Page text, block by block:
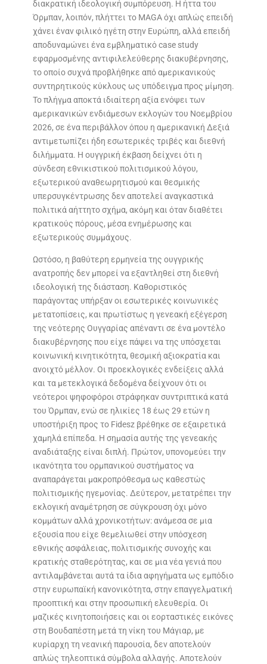
διακρατική ιδεολογική συμπόρευση. Η ήττα του
Όρμπαν, λοιπόν, πλήττει το MAGA όχι απλώς επειδή
χάνει έναν φιλικό ηγέτη στην Ευρώπη, αλλά επειδή
αποδυναμώνει ένα εμβληματικό case study
εφαρμοσμένης αντιφιλελεύθερης διακυβέρνησης,
το οποίο συχνά προβλήθηκε από αμερικανικούς
συντηρητικούς κύκλους ως υπόδειγμα προς μίμηση.
Το πλήγμα αποκτά ιδιαίτερη αξία ενόψει των
αμερικανικών ενδιάμεσων εκλογών του Νοεμβρίου
2026, σε ένα περιβάλλον όπου η αμερικανική Δεξιά
αντιμετωπίζει ήδη εσωτερικές τριβές και διεθνή
διλήμματα. Η ουγγρική έκβαση δείχνει ότι η
σύνδεση εθνικιστικού πολιτισμικού λόγου,
εξωτερικού αναθεωρητισμού και θεσμικής
υπερσυγκέντρωσης δεν αποτελεί αναγκαστικά
πολιτικά αήττητο σχήμα, ακόμη και όταν διαθέτει
κρατικούς πόρους, μέσα ενημέρωσης και
εξωτερικούς συμμάχους.
Ωστόσο, η βαθύτερη ερμηνεία της ουγγρικής
ανατροπής δεν μπορεί να εξαντληθεί στη διεθνή
ιδεολογική της διάσταση. Καθοριστικός
παράγοντας υπήρξαν οι εσωτερικές κοινωνικές
μετατοπίσεις, και πρωτίστως η γενεακή εξέγερση
της νεότερης Ουγγαρίας απέναντι σε ένα μοντέλο
διακυβέρνησης που είχε πάψει να της υπόσχεται
κοινωνική κινητικότητα, θεσμική αξιοκρατία και
ανοιχτό μέλλον. Οι προεκλογικές ενδείξεις αλλά
και τα μετεκλογικά δεδομένα δείχνουν ότι οι
νεότεροι ψηφοφόροι στράφηκαν συντριπτικά κατά
του Όρμπαν, ενώ σε ηλικίες 18 έως 29 ετών η
υποστήριξη προς το Fidesz βρέθηκε σε εξαιρετικά
χαμηλά επίπεδα. Η σημασία αυτής της γενεακής
αναδιάταξης είναι διπλή. Πρώτον, υπονομεύει την
ικανότητα του ορμπανικού συστήματος να
αναπαράγεται μακροπρόθεσμα ως καθεστώς
πολιτισμικής ηγεμονίας. Δεύτερον, μετατρέπει την
εκλογική αναμέτρηση σε σύγκρουση όχι μόνο
κομμάτων αλλά χρονικοτήτων: ανάμεσα σε μια
εξουσία που είχε θεμελιωθεί στην υπόσχεση
εθνικής ασφάλειας, πολιτισμικής συνοχής και
κρατικής σταθερότητας, και σε μια νέα γενιά που
αντιλαμβάνεται αυτά τα ίδια αφηγήματα ως εμπόδιο
στην ευρωπαϊκή κανονικότητα, στην επαγγελματική
προοπτική και στην προσωπική ελευθερία. Οι
μαζικές κινητοποιήσεις και οι εορταστικές εικόνες
στη Βουδαπέστη μετά τη νίκη του Μάγιαρ, με
κυρίαρχη τη νεανική παρουσία, δεν αποτελούν
απλώς τηλεοπτικά σύμβολα αλλαγής. Αποτελούν